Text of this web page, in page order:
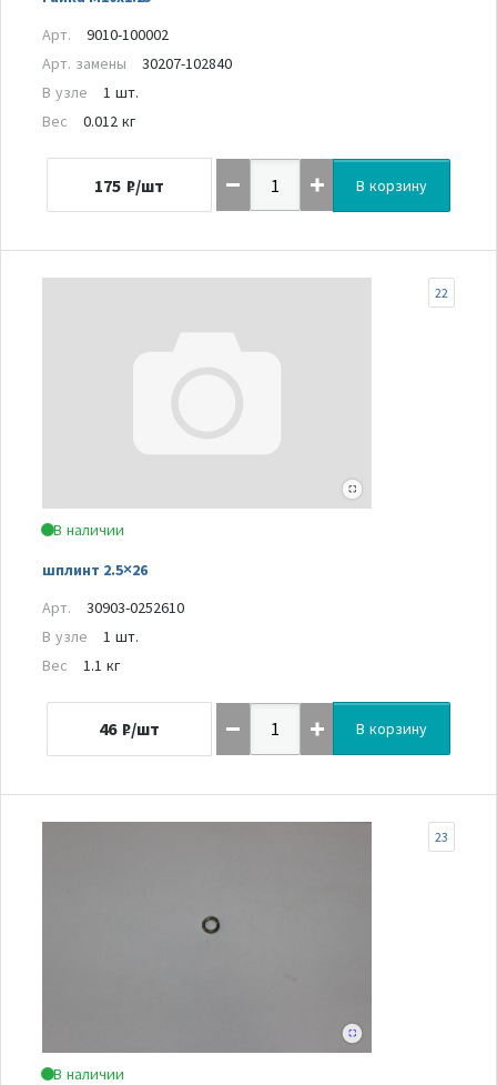
Арт.
9010-100002
Арт. замены
30207-102840
В узле
1 шт.
Вес
0.012 кг
175 ₽/шт В корзину
В наличии
шплинт 2.5×26
22
Арт.
30903-0252610
В узле
1 шт.
Вес
1.1 кг
46 ₽/шт В корзину
В наличии
23